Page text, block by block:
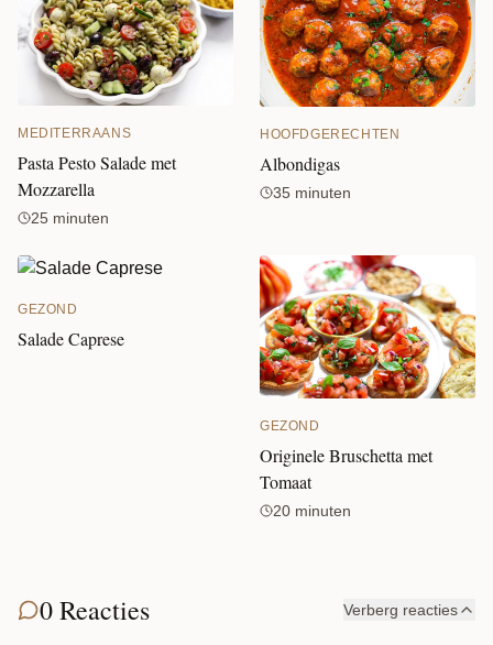
MEDITERRAANS
Pasta Pesto Salade met
Mozzarella
25 minuten
HOOFDGERECHTEN
Albondigas
35 minuten
GEZOND
Salade Caprese
GEZOND
Originele Bruschetta met
Tomaat
20 minuten
0 Reacties Verberg reacties